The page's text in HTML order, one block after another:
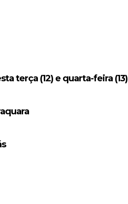
terça (12) e quarta-feira (13)